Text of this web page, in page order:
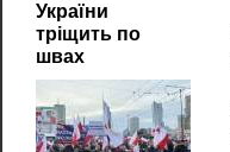
України
тріщить по
швах